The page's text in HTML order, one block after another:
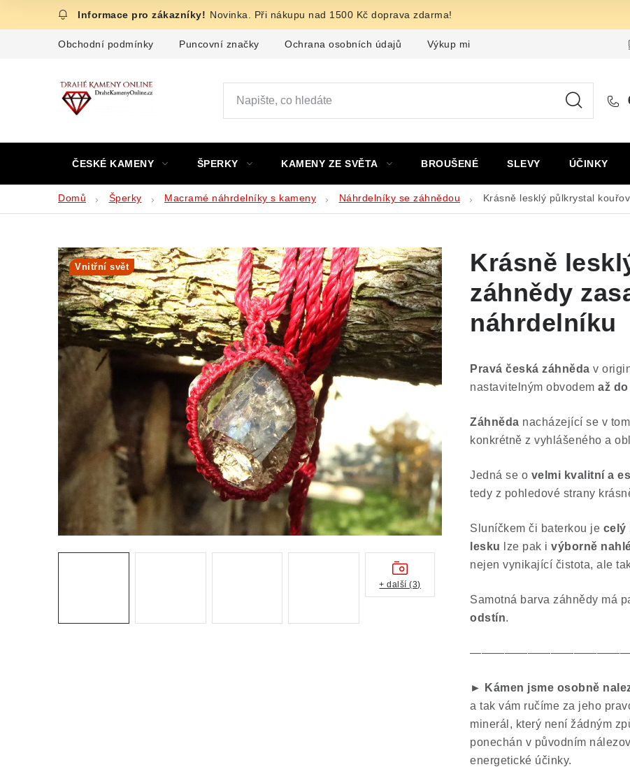
Novinka. Při nákupu nad 1500 Kč doprava zdarma!
Obchodní podmínky Puncovní značky Ochrana osobních údajů Výkup minerálů a drahých kamenů
ČESKÉ KAMENY ŠPERKY KAMENY ZE SVĚTA BROUŠENÉ SLEVY ÚČINKY
Domů Šperky Macramé náhrdelníky s kameny Náhrdelníky se záhnědou Krásně lesklý půlkrystal
Krásně
záhnědy
náhrdelníku
Pravá česká záhněda v
nastavitelným obvodem až
Záhněda nacházející se v
konkrétně z vyhlášeného a
Jedná se o velmi kvalitní a
tedy z pohledové strany
Sluníčkem či baterkou je celý
lesku lze pak i výborně
nejen vynikající čistota, ale
Samotná barva záhnědy má
odstín.
► Kámen jsme osobně
a tak vám ručíme za jeho
minerál, který není žádným
ponechán v původním
energetické účinky.
Vnitřní svět
+ další (3)